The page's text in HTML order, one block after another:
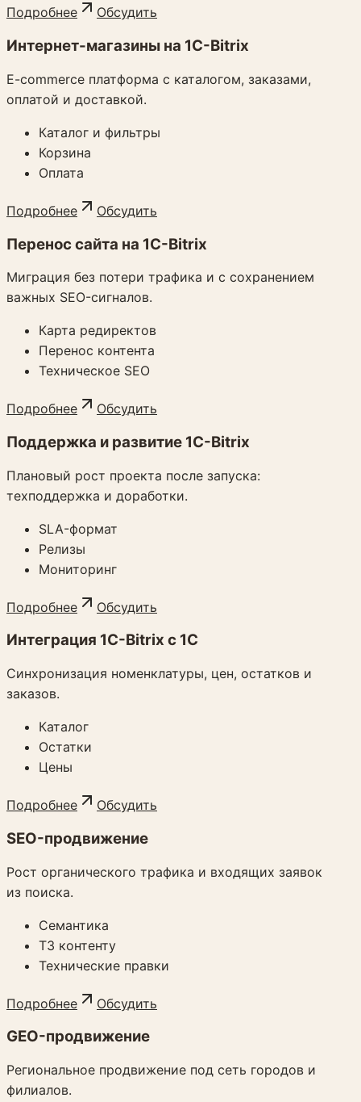
Подробнее Обсудить
Интернет-магазины на 1C-Bitrix
E-commerce платформа с каталогом, заказами,
оплатой и доставкой.
Каталог и фильтры
Корзина
Оплата
Подробнее Обсудить
Перенос сайта на 1C-Bitrix
Миграция без потери трафика и с сохранением
важных SEO-сигналов.
Карта редиректов
Перенос контента
Техническое SEO
Подробнее Обсудить
Поддержка и развитие 1C-Bitrix
Плановый рост проекта после запуска:
техподдержка и доработки.
SLA-формат
Релизы
Мониторинг
Подробнее Обсудить
Интеграция 1C-Bitrix с 1С
Синхронизация номенклатуры, цен, остатков и
заказов.
Каталог
Остатки
Цены
Подробнее Обсудить
SEO-продвижение
Рост органического трафика и входящих заявок
из поиска.
Семантика
ТЗ контенту
Технические правки
Подробнее Обсудить
GEO-продвижение
Региональное продвижение под сеть городов и
филиалов.